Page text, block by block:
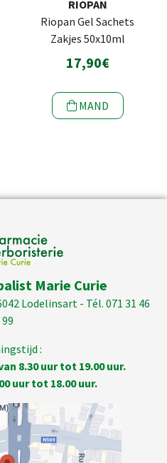
RIOPAN
Riopan Gel Sachets
Zakjes 50x10ml
17,90€
MAND
Marie Curie
Lodelinsart - Tél. 071 31 46
99
:
8.30 uur tot 19.00 uur.
uur tot 18.00 uur.